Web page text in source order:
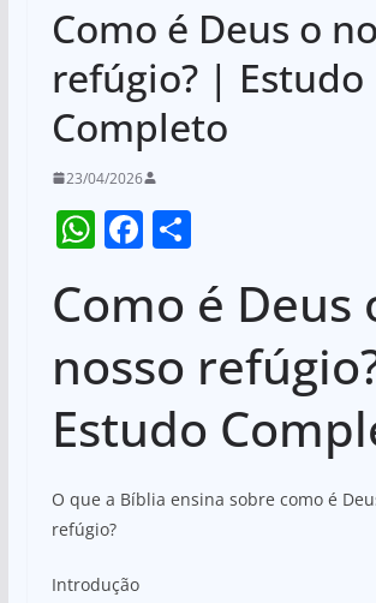
Como é Deus o
refúgio? | Estudo
Completo
23/04/2026
W
at
A
p
p
F
c
b
o
o
k
S
ar
Como é Deus
nosso
Estudo
O que a Bíblia ensina sobre como é
refúgio?
Introdução